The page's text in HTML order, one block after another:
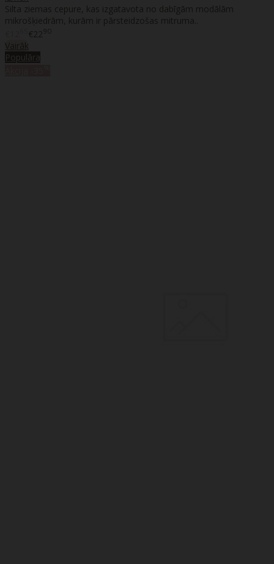
Silta ziemas cepure, kas izgatavota no dabīgām modālām
mikrošķiedrām, kurām ir pārsteidzošas mitruma..
€2290
Vairāk
Populāra